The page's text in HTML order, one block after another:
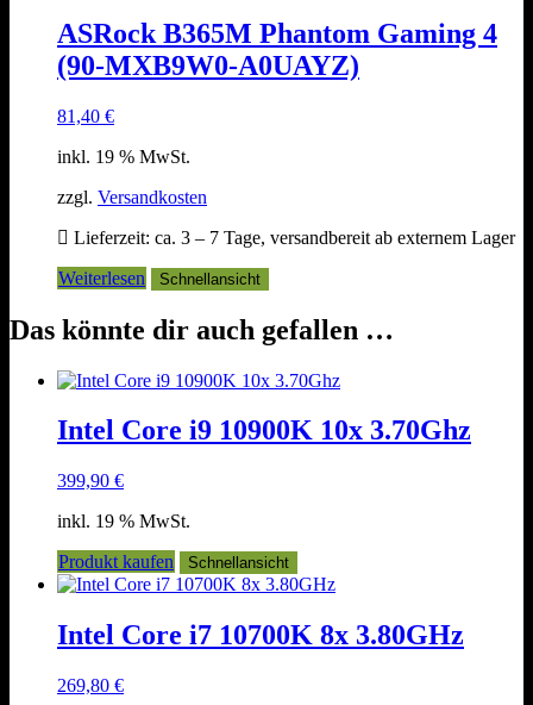
ASRock B365M Phantom Gaming 4
(90-MXB9W0-A0UAYZ)
81,40 €
inkl. 19 % MwSt.
zzgl. Versandkosten
Lieferzeit: ca. 3 – 7 Tage, versandbereit ab externem Lager
Weiterlesen
Schnellansicht
Das könnte dir auch gefallen …
Intel Core i9 10900K 10x 3.70Ghz
399,90 €
inkl. 19 % MwSt.
Produkt kaufen
Schnellansicht
Intel Core i7 10700K 8x 3.80GHz
269,80 €